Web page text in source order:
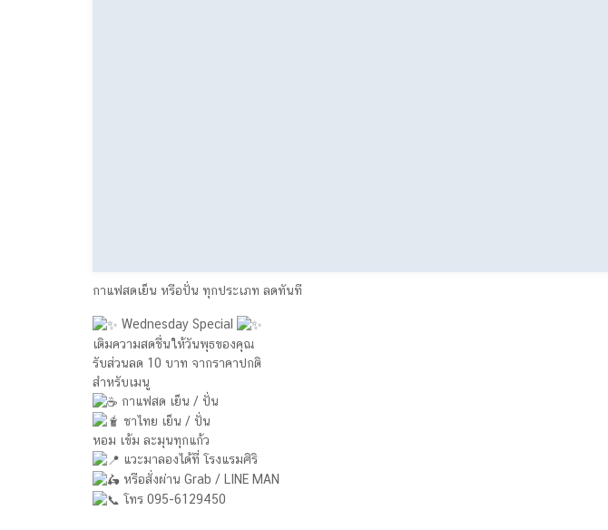
กาแฟสดเย็น หรือปั่น ทุกประเภท ลดทันที
Wednesday Special
เติมความสดชื่นให้วันพุธของคุณ
รับส่วนลด 10 บาท จากราคาปกติ
สำหรับเมนู
กาแฟสด เย็น / ปั่น
ชาไทย เย็น / ปั่น
หอม เข้ม ละมุนทุกแก้ว
แวะมาลองได้ที่ โรงแรมศิริ
หรือสั่งผ่าน Grab / LINE MAN
โทร 095-6129450